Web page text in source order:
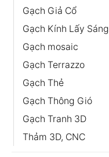
Gạch Giả Cổ
Gạch Kính Lấy Sáng
Gạch mosaic
Gạch Terrazzo
Gạch Thẻ
Gạch Thông Gió
Gạch Tranh 3D
Thảm 3D, CNC